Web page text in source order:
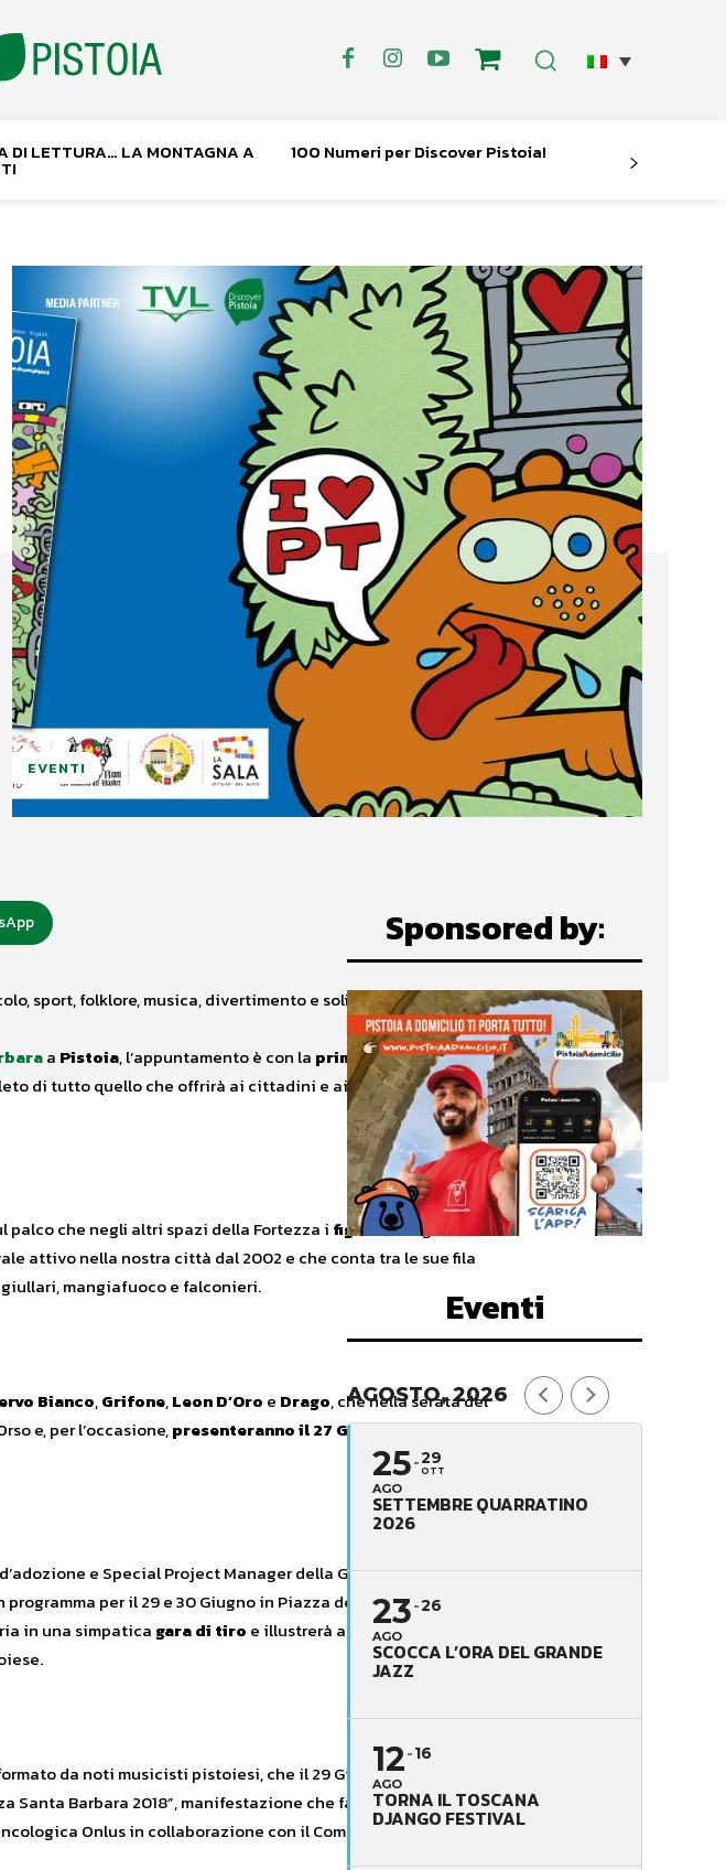
DI LETTURA… LA MONTAGNA A 100 Numeri per Discover Pistoia!
EVENTI
sport, folklore, musica, divertimento e solidarietà.
a Pistoia, l’appuntamento è con la prima edizione di
di tutto quello che offrirà ai cittadini e ai turisti il mese di
palco che negli altri spazi della Fortezza i figuranti egli
attivo nella nostra città dal 2002 e che conta tra le sue fila
mangiafuoco e falconieri.
Bianco,Grifone,Leon D’Oro e Drago, che nella serata del
e, per l’occasione,presenteranno il 27 Giugno al pubblico
e Special Project Manager della Giorgio Tesi Group,
per il 29 e 30 Giugno in Piazza del Duomo,
in una simpatica gara di tiro e illustrerà ai presenti il
da noti musicisti pistoiesi, che il 29 Giugno suonerà
Barbara 2018”, manifestazione che fa parte del
Onlus in collaborazione con il Comune di Pistoia.
Sponsored by:
Eventi
AGOSTO, 2026
25
AGO
29
OTT
SETTEMBRE QUARRATINO
2026
23
AGO
26
SCOCCA L’ORA DEL GRANDE
JAZZ
12
AGO
16
TORNA IL TOSCANA
DJANGO FESTIVAL